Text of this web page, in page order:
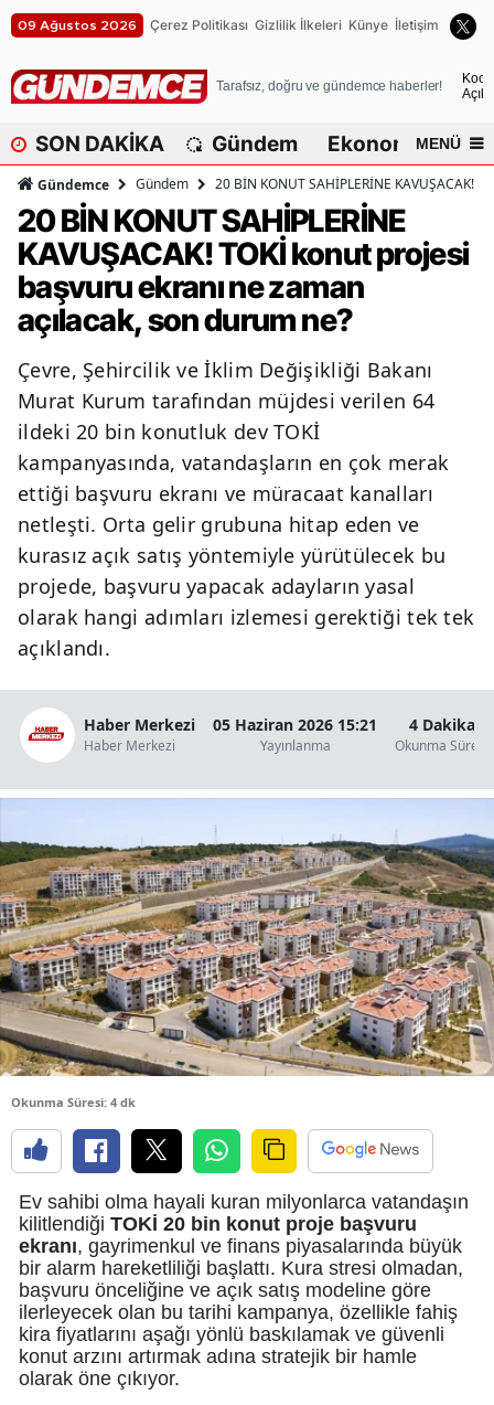
09 Ağustos 2026 Çerez Politikası Gizlilik İlkeleri Künye İletişim
Tarafsız, doğru ve gündemce haberler!
Açık
SON DAKİKA Gündem Ekonomi MENÜ
Gündemce Gündem 20 BİN KONUT SAHİPLERİNE KAVUŞACAK!
20 BİN KONUT SAHİPLERİNE
KAVUŞACAK! TOKİ konut projesi
başvuru ekranı ne zaman
açılacak, son durum ne?
Çevre, Şehircilik ve İklim Değişikliği Bakanı
Murat Kurum tarafından müjdesi verilen 64
ildeki 20 bin konutluk dev TOKİ
kampanyasında, vatandaşların en çok merak
ettiği başvuru ekranı ve müracaat kanalları
netleşti. Orta gelir grubuna hitap eden ve
kurasız açık satış yöntemiyle yürütülecek bu
projede, başvuru yapacak adayların yasal
olarak hangi adımları izlemesi gerektiği tek tek
açıklandı.
Haber Merkezi
Haber Merkezi
05 Haziran 2026 15:21
Yayınlanma
4 Dakika
Okunma Süresi
Okunma Süresi: 4 dk
Ev sahibi olma hayali kuran milyonlarca vatandaşın
kilitlendiği TOKİ 20 bin konut proje başvuru
ekranı, gayrimenkul ve finans piyasalarında büyük
bir alarm hareketliliği başlattı. Kura stresi olmadan,
başvuru önceliğine ve açık satış modeline göre
ilerleyecek olan bu tarihi kampanya, özellikle fahiş
kira fiyatlarını aşağı yönlü baskılamak ve güvenli
konut arzını artırmak adına stratejik bir hamle
olarak öne çıkıyor.